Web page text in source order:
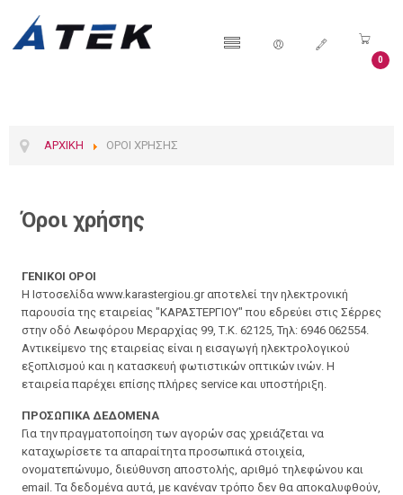
0
ΑΡΧΙΚΉ ΌΡΟΙ ΧΡΉΣΗΣ
Όροι χρήσης
ΓΕΝΙΚΟΙ ΟΡΟΙ
H Ιστοσελίδα www.karastergiou.gr αποτελεί την ηλεκτρονική
παρουσία της εταιρείας "ΚΑΡΑΣΤΕΡΓΙΟΥ" που εδρεύει στις Σέρρες
στην οδό Λεωφόρου Μεραρχίας 99, Τ.Κ. 62125, Τηλ: 6946 062554.
Αντικείμενο της εταιρείας είναι η εισαγωγή ηλεκτρολογικού
εξοπλισμού και η κατασκευή φωτιστικών οπτικών ινών. Η
εταιρεία παρέχει επίσης πλήρες service και υποστήριξη.
ΠΡΟΣΩΠΙΚΑ ΔΕΔΟΜΕΝΑ
Για την πραγματοποίηση των αγορών σας χρειάζεται να
καταχωρίσετε τα απαραίτητα προσωπικά στοιχεία,
ονοματεπώνυμο, διεύθυνση αποστολής, αριθμό τηλεφώνου και
email. Τα δεδομένα αυτά, με κανέναν τρόπο δεν θα αποκαλυφθούν,